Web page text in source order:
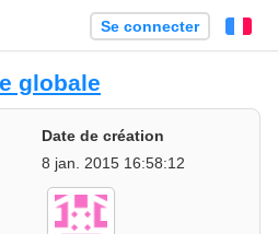
Se connecter
globale
Date de création
8 jan. 2015 16:58:12